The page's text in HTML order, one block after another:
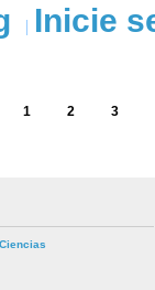
Inicie
1 2 3